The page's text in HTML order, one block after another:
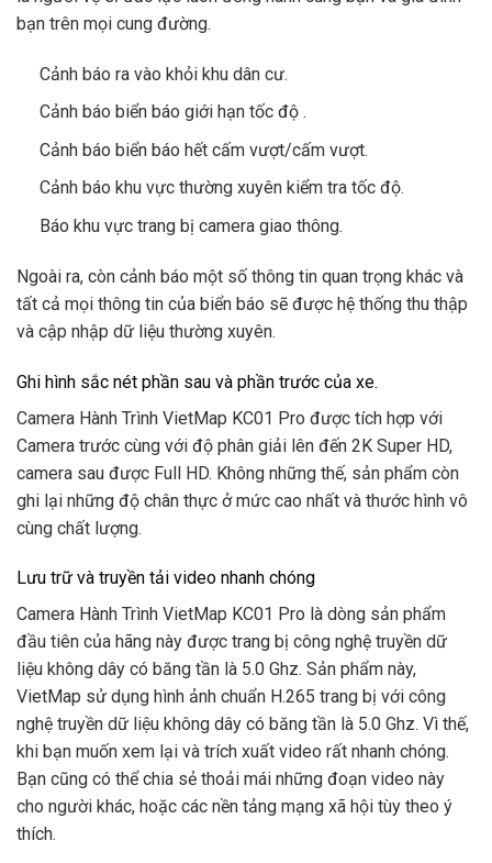
bạn trên mọi cung đường.
Cảnh báo ra vào khỏi khu dân cư.
Cảnh báo biển báo giới hạn tốc độ .
Cảnh báo biển báo hết cấm vượt/cấm vượt.
Cảnh báo khu vực thường xuyên kiểm tra tốc độ.
Báo khu vực trang bị camera giao thông.
Ngoài ra, còn cảnh báo một số thông tin quan trọng khác và
tất cả mọi thông tin của biển báo sẽ được hệ thống thu thập
và cập nhập dữ liệu thường xuyên.
Ghi hình sắc nét phần sau và phần trước của xe.
Camera Hành Trình VietMap KC01 Pro được tích hợp với
Camera trước cùng với độ phân giải lên đến 2K Super HD,
camera sau được Full HD. Không những thế, sản phẩm còn
ghi lại những độ chân thực ở mức cao nhất và thước hình vô
cùng chất lượng.
Lưu trữ và truyền tải video nhanh chóng
Camera Hành Trình VietMap KC01 Pro là dòng sản phẩm
đầu tiên của hãng này được trang bị công nghệ truyền dữ
liệu không dây có băng tần là 5.0 Ghz. Sản phẩm này,
VietMap sử dụng hình ảnh chuẩn H.265 trang bị với công
nghệ truyền dữ liệu không dây có băng tần là 5.0 Ghz. Vì thế,
khi bạn muốn xem lại và trích xuất video rất nhanh chóng.
Bạn cũng có thể chia sẻ thoải mái những đoạn video này
cho người khác, hoặc các nền tảng mạng xã hội tùy theo ý
thích.